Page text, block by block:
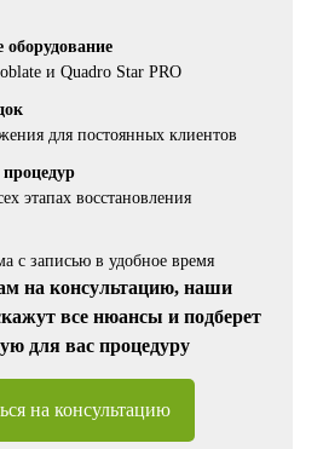
и Quadro Star PRO
для постоянных клиентов
этапах восстановления
с записью в удобное время
на консультацию, наши
все нюансы и подберет
для вас процедуру
на консультацию